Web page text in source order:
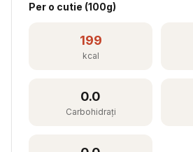
Per o cutie (100g)
199
kcal
0.0
Carbohidrați